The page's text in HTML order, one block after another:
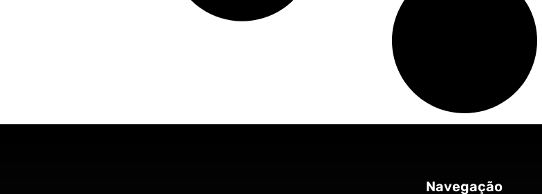
Navegação